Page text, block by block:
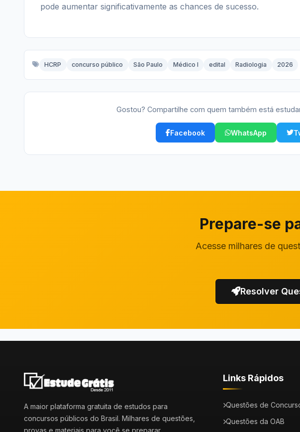
pode aumentar significativamente as chances de sucesso.
HCRP concurso público São Paulo Médico I edital Radiologia 2026
Gostou? Compartilhe com quem também está
Facebook WhatsApp
Prepare-se
Acesse milhares de
Resolver
A maior plataforma gratuita de estudos para
concursos públicos do Brasil. Milhares de questões,
Links Rápidos
Questões de
Questões da OAB